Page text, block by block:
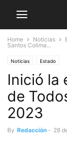
Home Noticias
Santos Colima...
Noticias Estado
Inició la
de
2023
By Redacción - 28